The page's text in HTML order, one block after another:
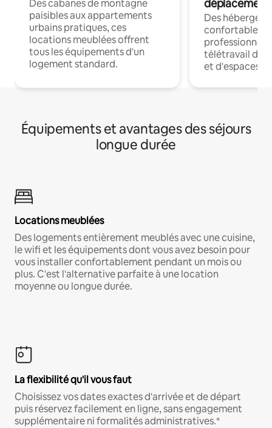
Des cabanes de montagne
paisibles aux appartements
urbains pratiques, ces
locations meublées offrent
tous les équipements d'un
logement standard.
déplacement
Des
confortables
professionnels
télétravail
et d'espaces
Équipements et avantages des séjours
longue durée
Locations meublées
Des logements entièrement meublés avec une cuisine,
le wifi et les équipements dont vous avez besoin pour
vous installer confortablement pendant un mois ou
plus. C'est l'alternative parfaite à une location
moyenne ou longue durée.
La flexibilité qu'il vous faut
Choisissez vos dates exactes d'arrivée et de départ
puis réservez facilement en ligne, sans engagement
supplémentaire ni formalités administratives.*